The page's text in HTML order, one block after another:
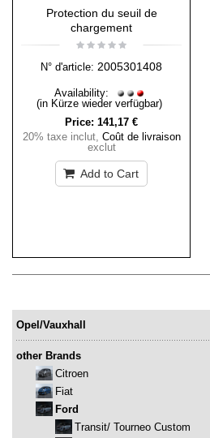
Protection du seuil de
chargement
N° d'article: 2005301408
Availability:
(in Kürze wieder verfügbar)
Price: 141,17 €
20% taxe inclut, Coût de livraison
exclut
Add to Cart
Opel/Vauxhall
other Brands
Citroen
Fiat
Ford
Transit/ Tourneo Custom